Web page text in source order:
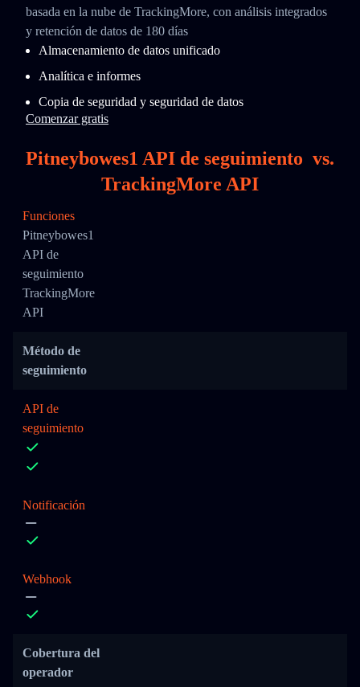
basada en la nube de TrackingMore, con análisis integrados
y retención de datos de 180 días
Almacenamiento de datos unificado
Analítica e informes
Copia de seguridad y seguridad de datos
Comenzar gratis
Pitneybowes1 API de seguimiento vs.
TrackingMore API
Funciones
Pitneybowes1
API de
seguimiento
TrackingMore
API
Método de
seguimiento
API de
seguimiento
Notificación
Webhook
Cobertura del
operador